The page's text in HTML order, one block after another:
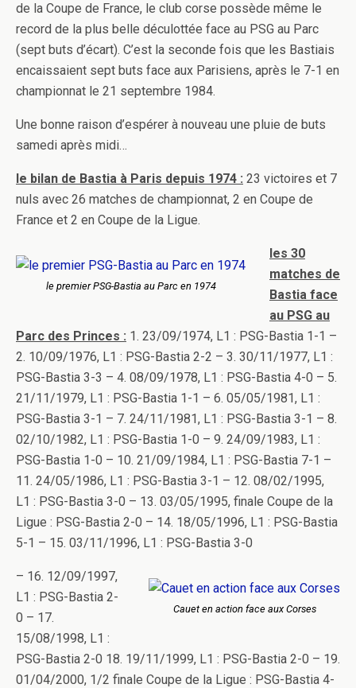
de la Coupe de France, le club corse possède même le
record de la plus belle déculottée face au PSG au Parc
(sept buts d’écart). C’est la seconde fois que les Bastiais
encaissaient sept buts face aux Parisiens, après le 7-1 en
championnat le 21 septembre 1984.
Une bonne raison d’espérer à nouveau une pluie de buts
samedi après midi…
le bilan de Bastia à Paris depuis 1974 : 23 victoires et 7
nuls avec 26 matches de championnat, 2 en Coupe de
France et 2 en Coupe de la Ligue.
le premier PSG-Bastia au Parc en 1974
les 30
matches de
Bastia face
au PSG au
Parc des Princes : 1. 23/09/1974, L1 : PSG-Bastia 1-1 –
2. 10/09/1976, L1 : PSG-Bastia 2-2 – 3. 30/11/1977, L1 :
PSG-Bastia 3-3 – 4. 08/09/1978, L1 : PSG-Bastia 4-0 – 5.
21/11/1979, L1 : PSG-Bastia 1-1 – 6. 05/05/1981, L1 :
PSG-Bastia 3-1 – 7. 24/11/1981, L1 : PSG-Bastia 3-1 – 8.
02/10/1982, L1 : PSG-Bastia 1-0 – 9. 24/09/1983, L1 :
PSG-Bastia 1-0 – 10. 21/09/1984, L1 : PSG-Bastia 7-1 –
11. 24/05/1986, L1 : PSG-Bastia 3-1 – 12. 08/02/1995,
L1 : PSG-Bastia 3-0 – 13. 03/05/1995, finale Coupe de la
Ligue : PSG-Bastia 2-0 – 14. 18/05/1996, L1 : PSG-Bastia
5-1 – 15. 03/11/1996, L1 : PSG-Bastia 3-0
Cauet en action face aux Corses
– 16. 12/09/1997,
L1 : PSG-Bastia 2-
0 – 17.
15/08/1998, L1 :
PSG-Bastia 2-0 18. 19/11/1999, L1 : PSG-Bastia 2-0 – 19.
01/04/2000, 1/2 finale Coupe de la Ligue : PSG-Bastia 4-